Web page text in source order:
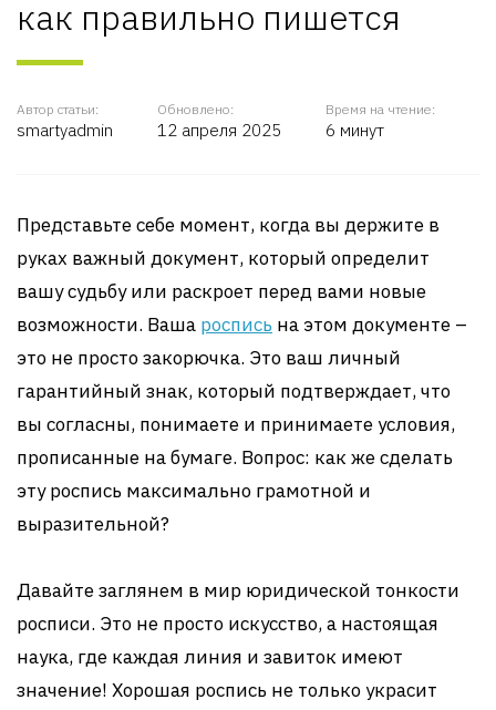
как правильно пишется
Автор статьи:
smartyadmin
Обновлено:
12 апреля 2025
Время на чтение:
6 минут
Представьте себе момент, когда вы держите в
руках важный документ, который определит
вашу судьбу или раскроет перед вами новые
возможности. Ваша роспись на этом документе –
это не просто закорючка. Это ваш личный
гарантийный знак, который подтверждает, что
вы согласны, понимаете и принимаете условия,
прописанные на бумаге. Вопрос: как же сделать
эту роспись максимально грамотной и
выразительной?
Давайте заглянем в мир юридической тонкости
росписи. Это не просто искусство, а настоящая
наука, где каждая линия и завиток имеют
значение! Хорошая роспись не только украсит